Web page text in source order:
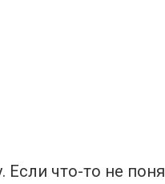
что-то не